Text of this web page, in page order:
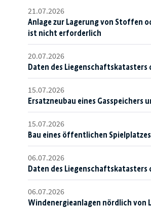
21.07.2026
Anlage zur Lagerung von Stoffen
ist nicht erforderlich
20.07.2026
Daten des Liegenschaftskatasters
15.07.2026
Ersatzneubau eines Gasspeichers
15.07.2026
Bau eines öffentlichen
06.07.2026
Daten des Liegenschaftskatasters
06.07.2026
Windenergieanlagen nördlich